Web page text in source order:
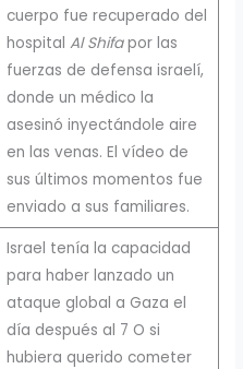
cuerpo fue recuperado del
hospital Al Shifapor las
fuerzas de defensa israelí,
donde un médico la
asesinó inyectándole aire
en las venas. El vídeo de
sus últimos momentos fue
enviado a sus familiares.
Israel tenía la capacidad
para haber lanzado un
ataque global a Gaza el
día después al 7 O si
hubiera querido cometer